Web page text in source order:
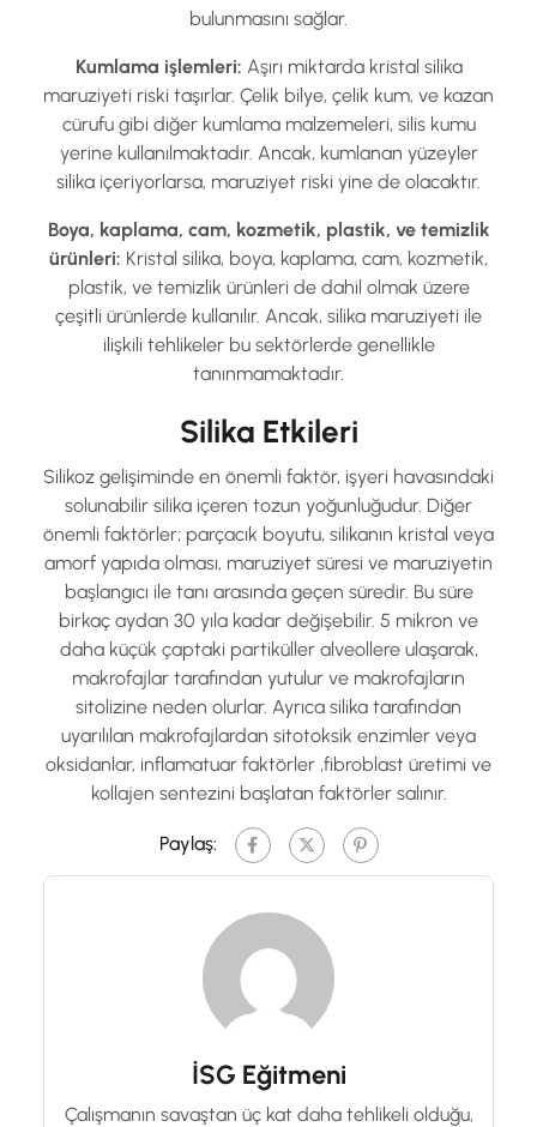
bulunmasını sağlar.
Kumlama işlemleri: Aşırı miktarda kristal silika
maruziyeti riski taşırlar. Çelik bilye, çelik kum, ve kazan
cürufu gibi diğer kumlama malzemeleri, silis kumu
yerine kullanılmaktadır. Ancak, kumlanan yüzeyler
silika içeriyorlarsa, maruziyet riski yine de olacaktır.
Boya, kaplama, cam, kozmetik, plastik, ve temizlik
ürünleri: Kristal silika, boya, kaplama, cam, kozmetik,
plastik, ve temizlik ürünleri de dahil olmak üzere
çeşitli ürünlerde kullanılır. Ancak, silika maruziyeti ile
ilişkili tehlikeler bu sektörlerde genellikle
tanınmamaktadır.
Silika Etkileri
Silikoz gelişiminde en önemli faktör, işyeri havasındaki
solunabilir silika içeren tozun yoğunluğudur. Diğer
önemli faktörler; parçacık boyutu, silikanın kristal veya
amorf yapıda olması, maruziyet süresi ve maruziyetin
başlangıcı ile tanı arasında geçen süredir. Bu süre
birkaç aydan 30 yıla kadar değişebilir. 5 mikron ve
daha küçük çaptaki partiküller alveollere ulaşarak,
makrofajlar tarafından yutulur ve makrofajların
sitolizine neden olurlar. Ayrıca silika tarafından
uyarılılan makrofajlardan sitotoksik enzimler veya
oksidanlar, inflamatuar faktörler ,fibroblast üretimi ve
kollajen sentezini başlatan faktörler salınır.
Paylaş:
İSG Eğitmeni
Çalışmanın savaştan üç kat daha tehlikeli olduğu,